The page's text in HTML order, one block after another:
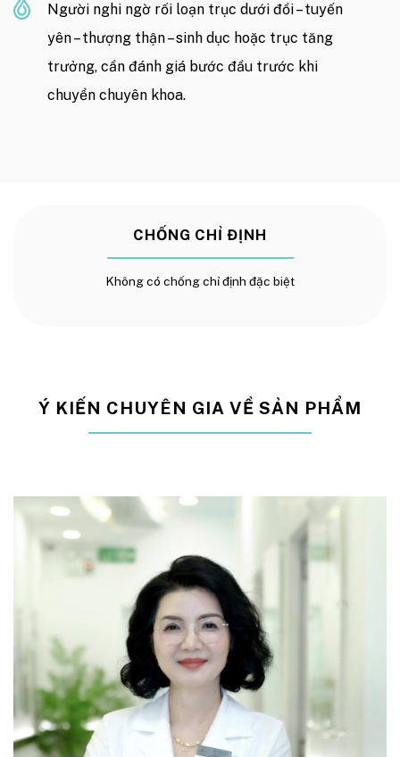
Người nghi ngờ rối loạn trục dưới đồi – tuyến
yên – thượng thận – sinh dục hoặc trục tăng
trưởng, cần đánh giá bước đầu trước khi
chuyển chuyên khoa.
CHỐNG CHỈ ĐỊNH
Không có chống chỉ định đặc biệt
Ý KIẾN CHUYÊN GIA VỀ SẢN PHẨM